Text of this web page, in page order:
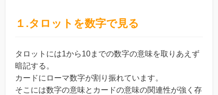
１.タロットを数字で見る
タロットには1から10までの数字の意味を取りあえず
暗記する。
カードにローマ数字が割り振れています。
そこには数字の意味とカードの意味の関連性が強く存